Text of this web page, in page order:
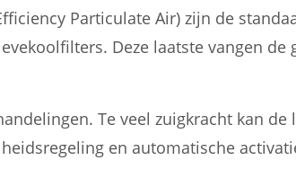
Particulate Air) zijn de
Deze laatste vangen de
Te veel zuigkracht kan
en automatische